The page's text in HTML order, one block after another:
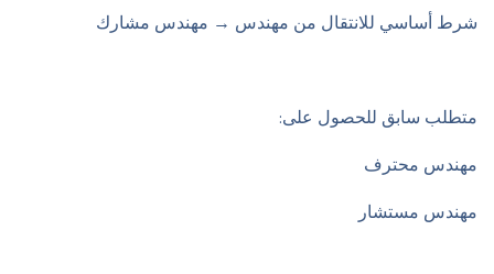
شرط أساسي للانتقال من مهندس → مهندس مشارك
متطلب سابق للحصول على:
مهندس محترف
مهندس مستشار